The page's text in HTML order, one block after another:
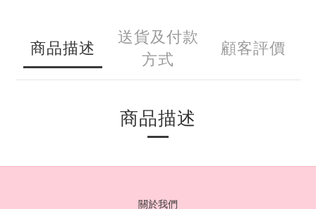
商品描述
送貨及付款
方式
顧客評價
商品描述
關於我們